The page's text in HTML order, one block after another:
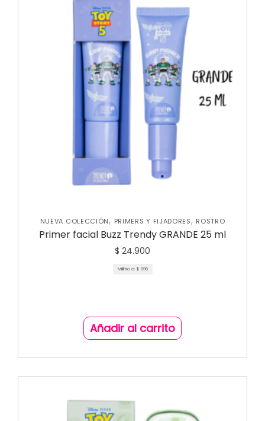
NUEVA COLECCIÓN, PRIMERS Y FIJADORES, ROSTRO
Primer facial Buzz Trendy GRANDE 25 ml
$ 24.900
Mililitro a: $ 996
Añadir al carrito